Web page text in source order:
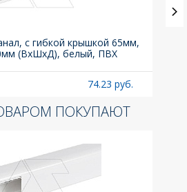
с гибкой крышкой 65мм,
(ВхШхД), белый, ПВХ
74.23 руб.
ПОКУПАЮТ